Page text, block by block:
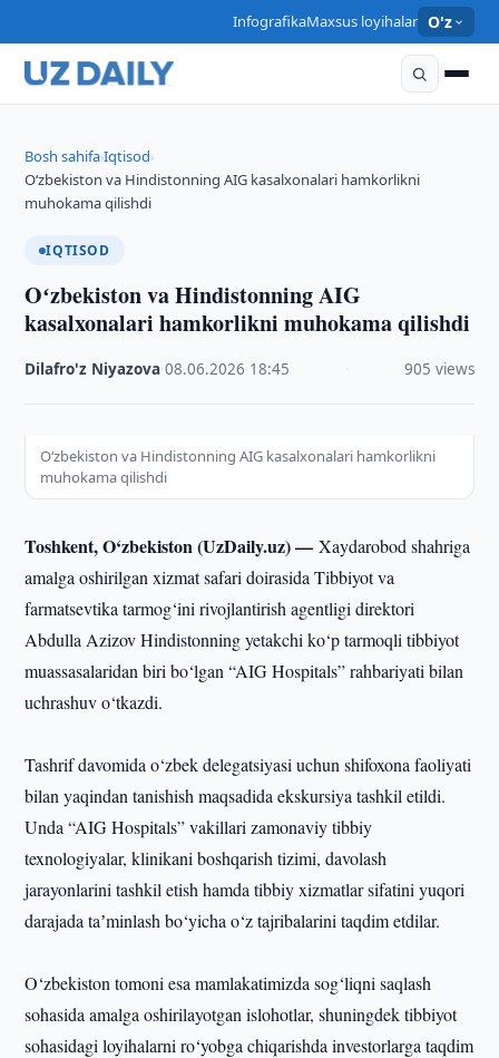
InfografikaMaxsus loyihalar O'z
Bosh sahifa›Iqtisod›
Oʻzbekiston va Hindistonning AIG kasalxonalari hamkorlikni
muhokama qilishdi
IQTISOD
Oʻzbekiston va Hindistonning AIG
kasalxonalari hamkorlikni muhokama qilishdi
Dilafro'z Niyazova ·08.06.2026 18:45 905 views
Oʻzbekiston va Hindistonning AIG kasalxonalari hamkorlikni
muhokama qilishdi
Toshkent, O‘zbekiston (UzDaily.uz) —Xaydarobod shahriga
amalga oshirilgan xizmat safari doirasida Tibbiyot va
farmatsevtika tarmog‘ini rivojlantirish agentligi direktori
Abdulla Azizov Hindistonning yetakchi ko‘p tarmoqli tibbiyot
muassasalaridan biri bo‘lgan “AIG Hospitals” rahbariyati bilan
uchrashuv o‘tkazdi.
Tashrif davomida o‘zbek delegatsiyasi uchun shifoxona faoliyati
bilan yaqindan tanishish maqsadida ekskursiya tashkil etildi.
Unda “AIG Hospitals” vakillari zamonaviy tibbiy
texnologiyalar, klinikani boshqarish tizimi, davolash
jarayonlarini tashkil etish hamda tibbiy xizmatlar sifatini yuqori
darajada taʼminlash bo‘yicha o‘z tajribalarini taqdim etdilar.
O‘zbekiston tomoni esa mamlakatimizda sog‘liqni saqlash
sohasida amalga oshirilayotgan islohotlar, shuningdek tibbiyot
sohasidagi loyihalarni ro‘yobga chiqarishda investorlarga taqdim